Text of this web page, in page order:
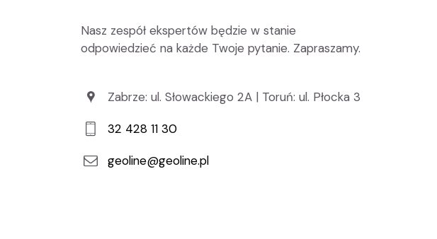
Nasz zespół ekspertów będzie w stanie
odpowiedzieć na każde Twoje pytanie. Zapraszamy.
Zabrze: ul. Słowackiego 2A | Toruń: ul. Płocka 3
32 428 11 30
geoline@geoline.pl